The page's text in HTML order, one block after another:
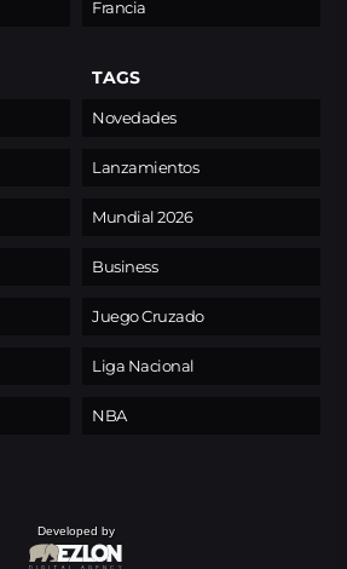
Francia
TAGS
Novedades
Lanzamientos
Mundial 2026
Business
Juego Cruzado
Liga Nacional
NBA
Developed by